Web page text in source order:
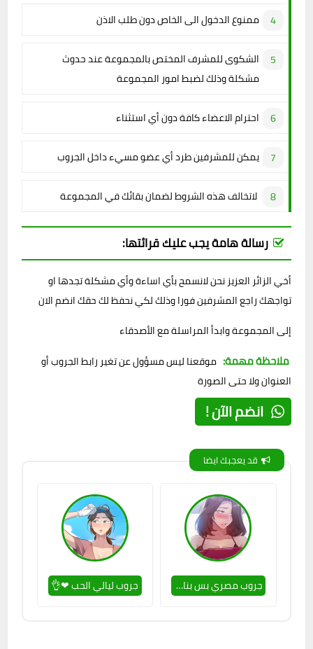
ممنوع الدخول الى الخاص دون طلب الاذن
الشكوى للمشرف المختص بالمجموعة عند حدوث
مشكلة وذلك لضبط امور المجموعة
احترام الاعضاء كافة دون أي استثناء
يمكن للمشرفين طرد أي عضو مسيء داخل الجروب
لاتخالف هذه الشروط لضمان بقائك في المجموعة
رسالة هامة يجب عليك قرائتها:
أخي الزائر العزيز نحن لانسمح بأي اساءة وأي مشكلة تجدها او
تواجهك راجع المشرفين فورا وذلك لكي نحفظ لك حقك انضم الان
إلى المجموعة وابدأ المراسلة مع الأصدقاء
ملاحظة مهمة: موقعنا ليس مسؤول عن تغير رابط الجروب أو
العنوان ولا حتى الصورة
انضم الآن !
قد يعجبك ايضا
جروب مصري بس بنات ❤🔥 جروب ليالي الحب ❤👌